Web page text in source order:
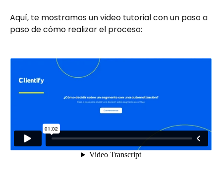
Aquí, te mostramos un video tutorial con un paso a
paso de cómo realizar el proceso: